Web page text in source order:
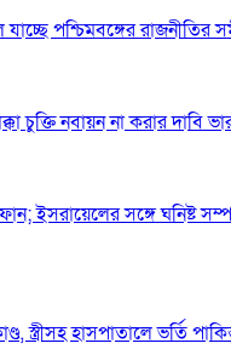
পশ্চিমবঙ্গের রাজনীতির
চুক্তি নবায়ন না করার দাবি
ইসরায়েলের সঙ্গে ঘনিষ্ট
স্ত্রীসহ হাসপাতালে ভর্তি